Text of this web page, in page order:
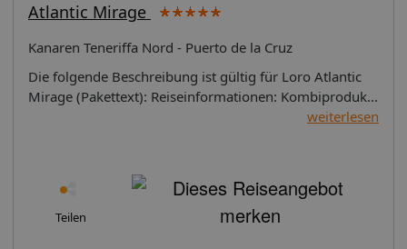
Atlantic Mirage
Kanaren Teneriffa Nord - Puerto de la Cruz
Die folgende Beschreibung ist gültig für Loro Atlantic
Mirage (Pakettext): Reiseinformationen: Kombiprodukt
aus Park und Hotel Landeskategorie: nicht klassifiziert
der beliebtesten Attraktionen Europas im Norden
Teneriffas. Tauchen Sie ein in die faszinierende Tier- und
Pflanzenwelt des Loro Parques und lassen Sie sich von
weiterlesen
Teilen